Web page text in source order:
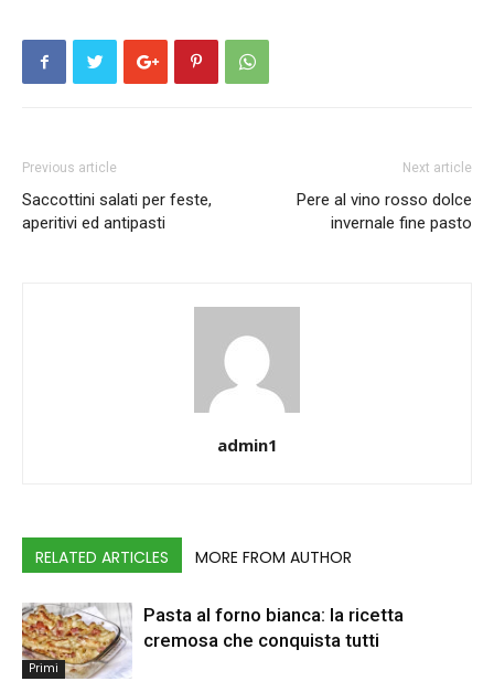
Previous article
Saccottini salati per feste,
aperitivi ed antipasti
Next article
Pere al vino rosso dolce
invernale fine pasto
admin1
RELATED ARTICLES MORE FROM AUTHOR
Primi
Pasta al forno bianca: la ricetta
cremosa che conquista tutti